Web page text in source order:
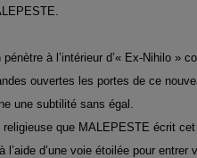
pénètre à l’intérieur d’« Ex-Nihilo
ouvertes les portes de ce
une subtilité sans égal.
religieuse que MALEPESTE écrit
d’une voie étoilée pour entrer